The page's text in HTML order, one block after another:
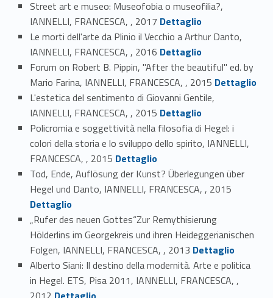
Street art e museo: Museofobia o museofilia?,
IANNELLI, FRANCESCA, , 2017 Link identifier #identifier_person_134633-28
Dettaglio
Le morti dell'arte da Plinio il Vecchio a Arthur Danto,
IANNELLI, FRANCESCA, , 2016 Link identifier #identifier_person_84642-29
Dettaglio
Forum on Robert B. Pippin, "After the beautiful" ed. by
Mario Farina, IANNELLI, FRANCESCA, , 2015 Link identifier #identifier_person_83806-30
Dettaglio
L'estetica del sentimento di Giovanni Gentile,
IANNELLI, FRANCESCA, , 2015 Link identifier #identifier_person_77072-31
Dettaglio
Policromia e soggettività nella filosofia di Hegel: i
colori della storia e lo sviluppo dello spirito, IANNELLI,
FRANCESCA, , 2015 Link identifier #identifier_person_109365-32
Dettaglio
Tod, Ende, Auflösung der Kunst? Überlegungen über
Hegel und Danto, IANNELLI, FRANCESCA, , 2015
Dettaglio
„Rufer des neuen Gottes“Zur Remythisierung
Hölderlins im Georgekreis und ihren Heideggerianischen
Folgen, IANNELLI, FRANCESCA, , 2013 Link identifier #identifier_person_36383-34
Dettaglio
Alberto Siani: Il destino della modernità. Arte e politica
in Hegel. ETS, Pisa 2011, IANNELLI, FRANCESCA, ,
Link identifier #identifier_person_28968-35